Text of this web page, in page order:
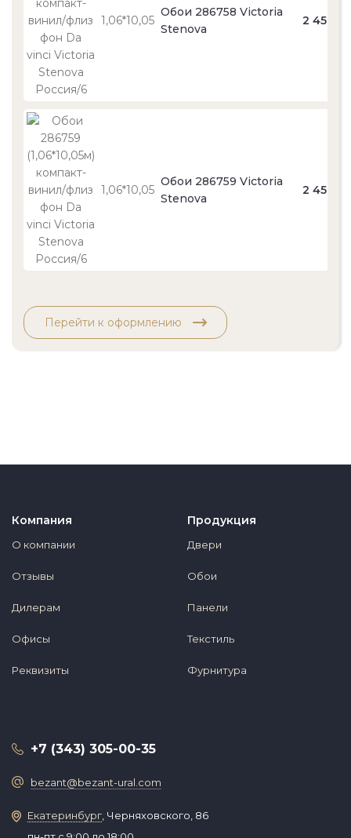
1,06*10,05
Обои 286758 Victoria
Stenova
2 450
1,06*10,05
Обои 286759 Victoria
Stenova
2 450
Перейти к оформлению
Компания
О компании
Отзывы
Дилерам
Офисы
Реквизиты
Продукция
Двери
Обои
Панели
Текстиль
Фурнитура
+7 (343) 305-00-35
bezant@bezant-ural.com
Екатеринбург , Черняховского, 86